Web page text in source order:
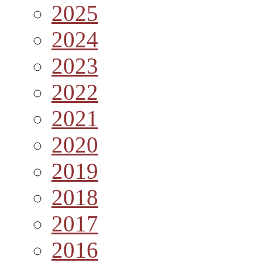
2025
2024
2023
2022
2021
2020
2019
2018
2017
2016